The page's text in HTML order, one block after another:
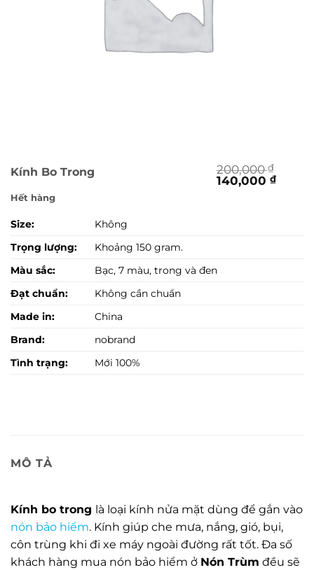
Kính Bo Trong 200,000₫
Giá
140,000 ₫Giá
Hết hàng
Size:
Không
Trọng lượng:
Khoảng 150 gram.
Màu sắc:
Bạc, 7 màu, trong và đen
Đạt chuẩn:
Không cần chuẩn
Made in:
China
Brand:
nobrand
Tình trạng:
Mới 100%
MÔ TẢ
Kính bo trong là loại kính nửa mặt dùng để gắn vào
nón bảo hiểm. Kính giúp che mưa, nắng, gió, bụi,
côn trùng khi đi xe máy ngoài đường rất tốt. Đa số
khách hàng mua nón bảo hiểm ở Nón Trùm đều sẽ